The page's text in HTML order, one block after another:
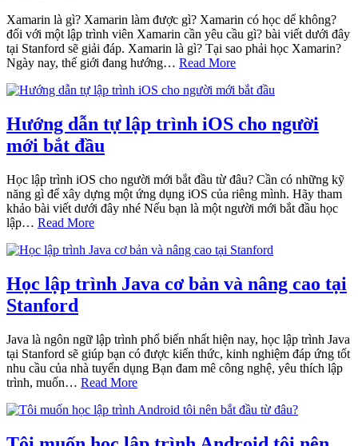
Xamarin là gì? Xamarin làm được gì? Xamarin có học dể không?
đối với một lập trình viên Xamarin cần yêu cầu gì? bài viết dưới đây
tại Stanford sẽ giải đáp. Xamarin là gì? Tại sao phải học Xamarin?
Ngày nay, thế giới đang hướng… Read More
Hướng dẫn tự lập trình iOS cho người
mới bắt đầu
Học lập trình iOS cho người mới bắt đầu từ đâu? Cần có những kỹ
năng gì để xây dựng một ứng dụng iOS của riêng mình. Hãy tham
khảo bài viết dưới đây nhé Nếu bạn là một người mới bắt đầu học
lập… Read More
Học lập trình Java cơ bản và nâng cao tại
Stanford
Java là ngôn ngữ lập trình phổ biến nhất hiện nay, học lập trình Java
tại Stanford sẽ giúp bạn có được kiến thức, kinh nghiệm đáp ứng tốt
nhu cầu của nhà tuyển dụng Bạn đam mê công nghệ, yêu thích lập
trình, muốn… Read More